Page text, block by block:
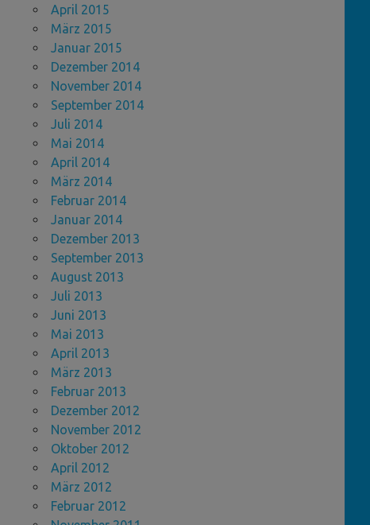
April 2015
März 2015
Januar 2015
Dezember 2014
November 2014
September 2014
Juli 2014
Mai 2014
April 2014
März 2014
Februar 2014
Januar 2014
Dezember 2013
September 2013
August 2013
Juli 2013
Juni 2013
Mai 2013
April 2013
März 2013
Februar 2013
Dezember 2012
November 2012
Oktober 2012
April 2012
März 2012
Februar 2012